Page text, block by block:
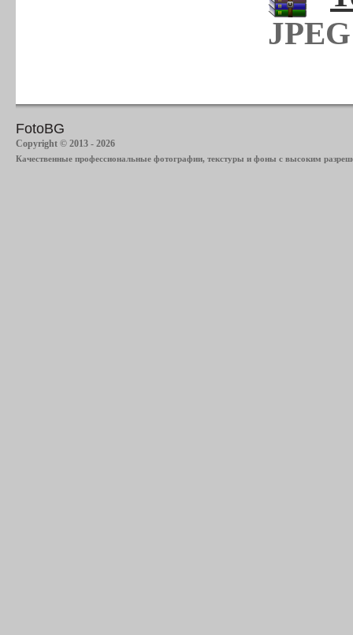
FotoBG
Copyright © 2013 - 2026
Качественные профессиональные фотографии, текстуры и фоны с высоким